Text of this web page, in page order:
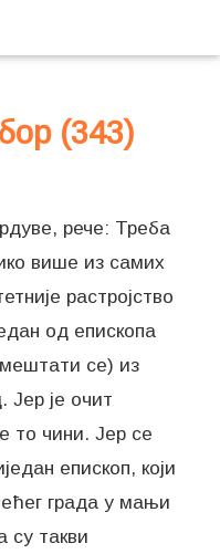
(343)
рече: Треба
више из самих
растројство
од епископа
се) из
Јер је очит
то чини. Јер се
епископ, који
града у мањи
су такви